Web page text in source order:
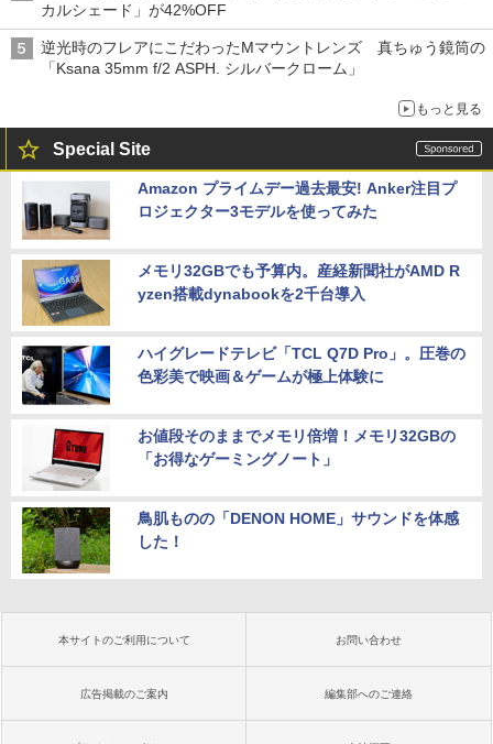
カルシェード」が42%OFF
逆光時のフレアにこだわったMマウントレンズ 真ちゅう鏡筒の
「Ksana 35mm f/2 ASPH. シルバークローム」
もっと見る
Special Site
Amazon プライムデー過去最安! Anker注目プ
ロジェクター3モデルを使ってみた
メモリ32GBでも予算内。産経新聞社がAMD R
yzen搭載dynabookを2千台導入
ハイグレードテレビ「TCL Q7D Pro」。圧巻の
色彩美で映画＆ゲームが極上体験に
お値段そのままでメモリ倍増！メモリ32GBの
「お得なゲーミングノート」
鳥肌ものの「DENON HOME」サウンドを体感
した！
本サイトのご利用について お問い合わせ
広告掲載のご案内 編集部へのご連絡